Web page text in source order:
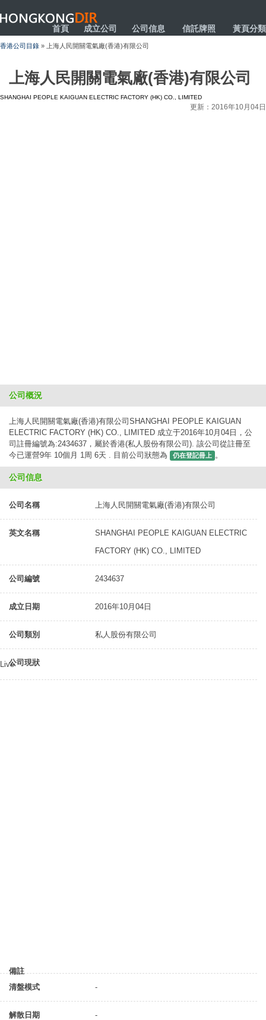
HONGKONGDIR
首頁 成立公司 公司信息 信託牌照 黃頁分類
香港公司目錄 » 上海人民開關電氣廠(香港)有限公司
上海人民開關電氣廠(香港)有限公司
SHANGHAI PEOPLE KAIGUAN ELECTRIC FACTORY (HK) CO., LIMITED
更新：2016年10月04日
公司概況
上海人民開關電氣廠(香港)有限公司SHANGHAI PEOPLE KAIGUAN
ELECTRIC FACTORY (HK) CO., LIMITED 成立于2016年10月04日，公
司註冊編號為:2434637，屬於香港(私人股份有限公司). 該公司從註冊至
今已運營9年 10個月 1周 6天 . 目前公司狀態為
仍在登記冊上 。
公司信息
公司名稱 上海人民開關電氣廠(香港)有限公司
英文名稱
SHANGHAI PEOPLE KAIGUAN ELECTRIC
FACTORY (HK) CO., LIMITED
公司編號 2434637
成立日期 2016年10月04日
公司類別 私人股份有限公司
公司現狀
Live
備註
清盤模式
-
解散日期 -